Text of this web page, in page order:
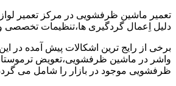
تعمیر ماشین ظرفشویی در مرکز تعمیر
دلیل اِعمال گردگیری ها،تنظیمات تخصصی و
برخی از رایج ترین اشکالات پیش آمده
واشر در ماشین ظرفشویی،تعویض
ظرفشویی موجود در بازار را شامل می